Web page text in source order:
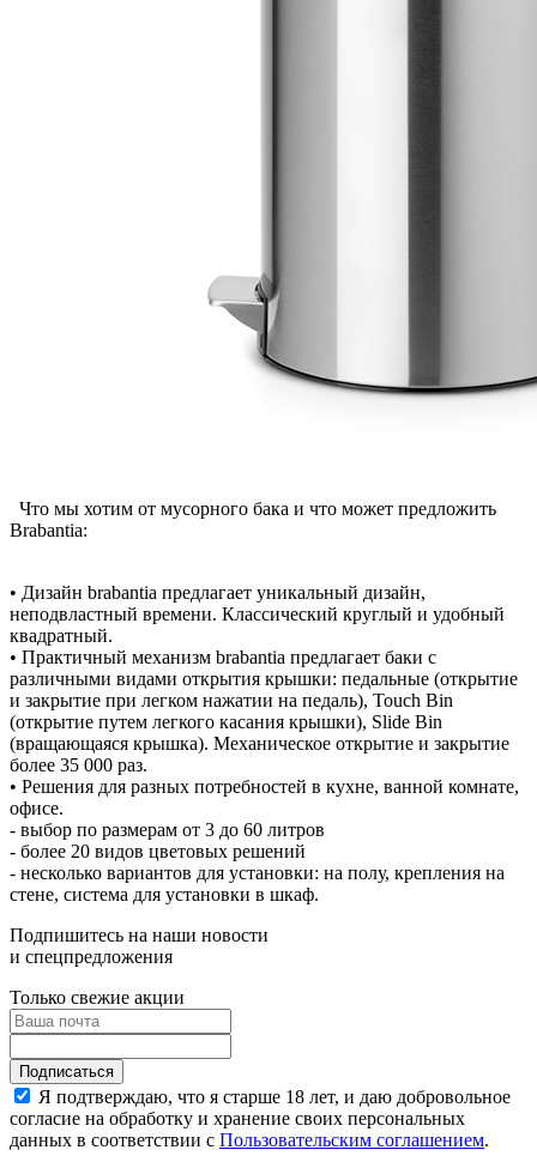
Что мы хотим от мусорного бака и что может предложить
Brabantia:
• Дизайн brabantia предлагает уникальный дизайн,
неподвластный времени. Классический круглый и удобный
квадратный.
• Практичный механизм brabantia предлагает баки с
различными видами открытия крышки: педальные (открытие
и закрытие при легком нажатии на педаль), Touch Bin
(открытие путем легкого касания крышки), Slide Bin
(вращающаяся крышка). Механическое открытие и закрытие
более 35 000 раз.
• Решения для разных потребностей в кухне, ванной комнате,
офисе.
- выбор по размерам от 3 до 60 литров
- более 20 видов цветовых решений
- несколько вариантов для установки: на полу, крепления на
стене, система для установки в шкаф.
Подпишитесь на наши новости
и спецпредложения
Только свежие акции
Я подтверждаю, что я старше 18 лет, и даю добровольное
согласие на обработку и хранение своих персональных
данных в соответствии с Пользовательским соглашением.